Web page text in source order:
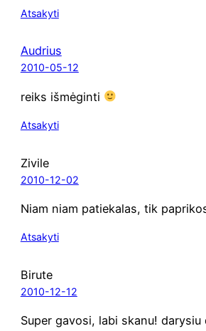
Atsakyti
Audrius
2010-05-12
reiks išmė­gin­ti
Atsakyti
Zivile
2010-12-02
Niam niam patie­ka­las, tik
Atsakyti
Birute
2010-12-12
Super gavo­si, labi ska­nu! dary­siu